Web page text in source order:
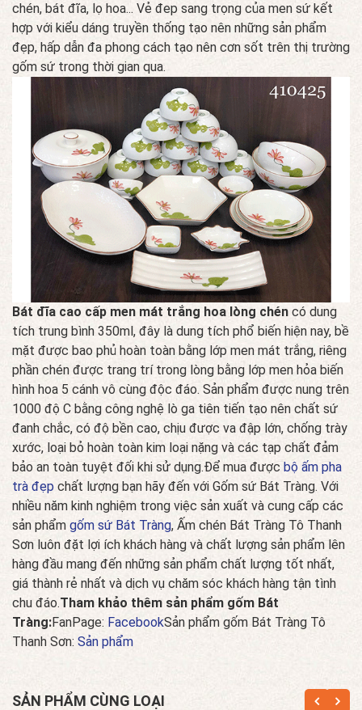
chén, bát đĩa, lọ hoa... Vẻ đep sang trọng của men sứ kết
hợp với kiểu dáng truyền thống tạo nên những sản phẩm
đẹp, hấp dẫn đa phong cách tạo nên cơn sốt trên thị trường
gốm sứ trong thời gian qua.
Bát đĩa cao cấp men mát trắng hoa lòng chén có dung
tích trung bình 350ml, đây là dung tích phổ biến hiện nay, bề
mặt được bao phủ hoàn toàn bằng lớp men mát trắng, riêng
phần chén được trang trí trong lòng bằng lớp men hỏa biến
hình hoa 5 cánh vô cùng độc đáo. Sản phẩm được nung trên
1000 độ C bằng công nghệ lò ga tiên tiến tạo nên chất sứ
đanh chắc, có độ bền cao, chịu được va đập lớn, chống trày
xước, loại bỏ hoàn toàn kim loại nặng và các tạp chất đảm
bảo an toàn tuyệt đối khi sử dụng.Để mua được bộ ấm pha
trà đẹp chất lượng bạn hãy đến với Gốm sứ Bát Tràng. Với
nhiều năm kinh nghiệm trong việc sản xuất và cung cấp các
sản phẩm gốm sứ Bát Tràng, Ấm chén Bát Tràng Tô Thanh
Sơn luôn đặt lợi ích khách hàng và chất lượng sản phẩm lên
hàng đầu mang đến những sản phẩm chất lượng tốt nhất,
giá thành rẻ nhất và dịch vụ chăm sóc khách hàng tận tình
chu đáo.Tham khảo thêm sản phẩm gốm Bát
Tràng:FanPage: FacebookSản phẩm gốm Bát Tràng Tô
Thanh Sơn: Sản phẩm
SẢN PHẨM CÙNG LOẠI